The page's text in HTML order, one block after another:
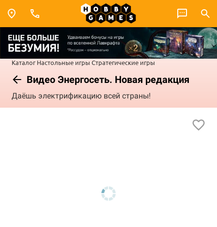
Каталог Настольные игры Стратегические игры
Видео Энергосеть. Новая редакция
Даёшь электрификацию всей страны!